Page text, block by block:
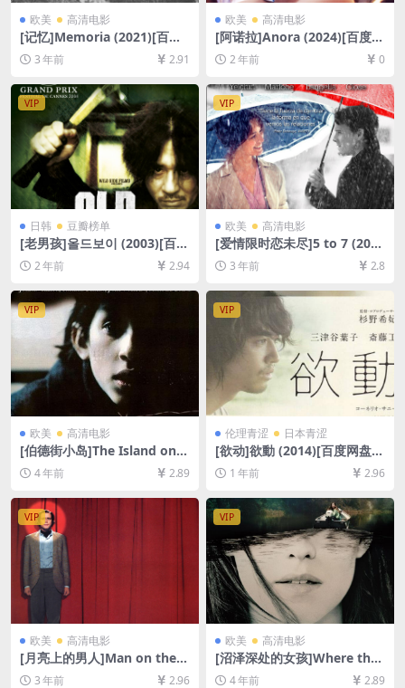
欧美 高清电影
[记忆]Memoria (2021)[百度
网盘+迅雷云盘资源1080P超
清未删减][MP4/7GB][中英字
3 年前 2.91
欧美 高清电影
[阿诺拉]Anora (2024)[百度网
盘+夸克网盘1080P超清未删
减资源][网盘在线播放/下载]
2 年前 0
VIP
日韩 豆瓣榜单
[老男孩]올드보이 (2003)[百度
网盘+夸克网盘1080P超清未
删减资源][网盘在线播放/下
载][MP4/7.8GB][中文字幕]
2 年前 2.94
VIP
欧美 高清电影
[爱情限时恋未尽]5 to 7 (201
4)[百度网盘+迅雷云盘资源10
80P超清未删减][MP4/5.8GB]
[中英字幕]
3 年前 2.8
VIP
欧美 高清电影
[伯德街小岛]The Island on B
ird Street (1997)[百度网盘
+迅雷云盘资源1080P超清未
删减][MP4/6.6GB][中文字幕]
4 年前 2.89
VIP
伦理青涩 日本青涩
[欲动]欲動 (2014)[百度网盘
+夸克网盘1080P超清未删减
资源][网盘在线播放/下载][MP
4/6.2GB][中文字幕][视频文件
+防和谐加密压缩包]
1 年前 2.96
VIP
欧美 高清电影
[月亮上的男人]Man on the
Moon (1999)[百度网盘+夸克
3 年前 2.96
VIP
欧美 高清电影
[沼泽深处的女孩]Where the
Crawdads Sing (2022)[百度
4 年前 2.89